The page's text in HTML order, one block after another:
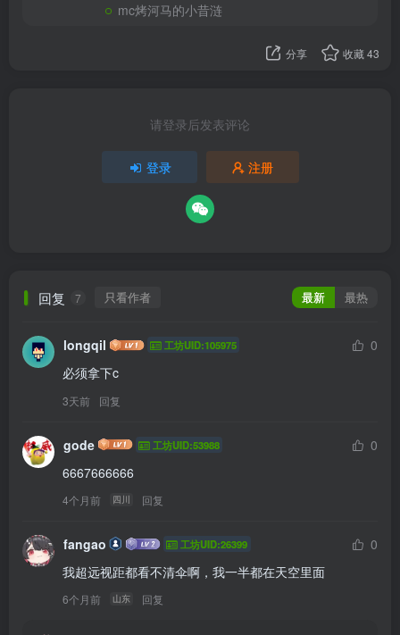
mc烤河马的小昔涟
分享 收藏43
请登录后发表评论
登录 注册
回复 7 只看作者 最新 最热
longqil 工坊UID:105975
0
必须拿下c
3天前 回复
gode 工坊UID:53988
0
6667666666
4个月前 四川 回复
fangao 工坊UID:26399
0
我超远视距都看不清伞啊，我一半都在天空里面
6个月前 山东 回复